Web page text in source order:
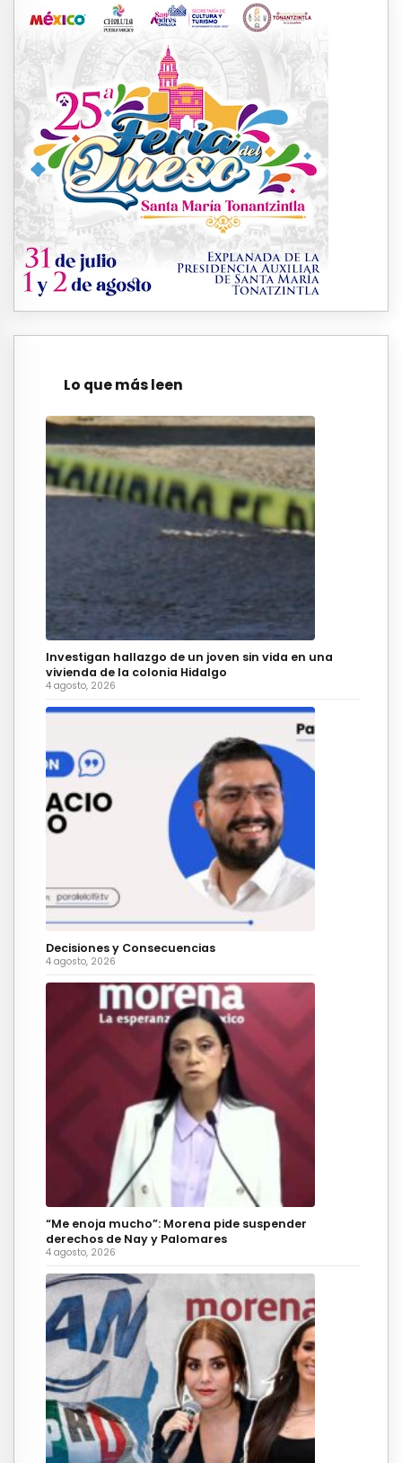
Lo que más leen
Investigan hallazgo de un joven sin vida en una
vivienda de la colonia Hidalgo
4 agosto, 2026
Decisiones y Consecuencias
4 agosto, 2026
“Me enoja mucho”: Morena pide suspender
derechos de Nay y Palomares
4 agosto, 2026